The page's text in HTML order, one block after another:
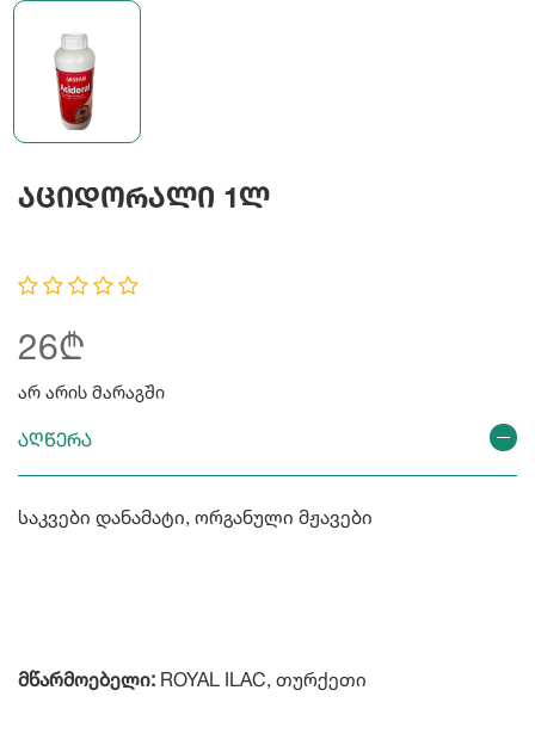
Აციდორალი 1ლ
26₾
არ არის მარაგში
აღწერა
საკვები დანამატი, ორგანული მჟავები
მწარმოებელი: ROYAL ILAC, თურქეთი